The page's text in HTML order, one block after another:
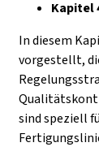
Kapitel
In diesem
vorgestellt,
sind speziell